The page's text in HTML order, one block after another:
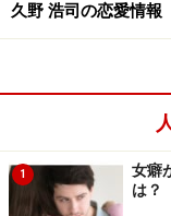
とを知って下さい。
もちろん恋愛だ
合うことで自分
ートまではできた
て泣いたりした
久野 浩司の恋愛情報
1
女癖
は？